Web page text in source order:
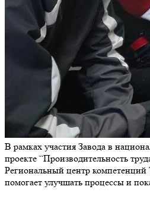
В рамках участия Завода в
проекте “Производительность
Региональный центр компетенций
помогает улучшать процессы и